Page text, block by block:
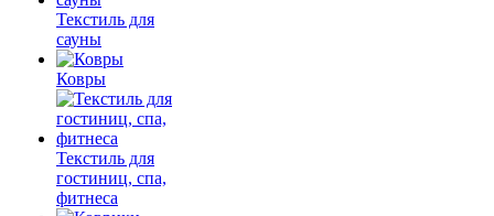
Текстиль для
сауны
Ковры
Текстиль для
гостиниц, спа,
фитнеса